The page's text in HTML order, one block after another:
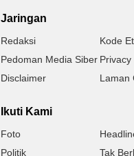
Jaringan
Redaksi
Kode
Pedoman Media Siber Privacy
Disclaimer
Laman
Ikuti Kami
Foto
Politik
Tak